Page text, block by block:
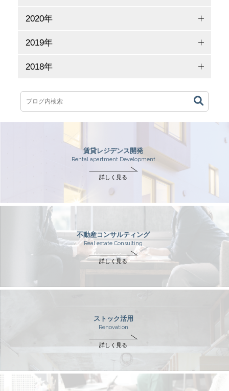
2020年
2019年
2018年
賃貸レジデンス開発
Rental apartment Development
詳しく見る
不動産コンサルティング
Real estate Consulting
詳しく見る
ストック活用
Renovation
詳しく見る